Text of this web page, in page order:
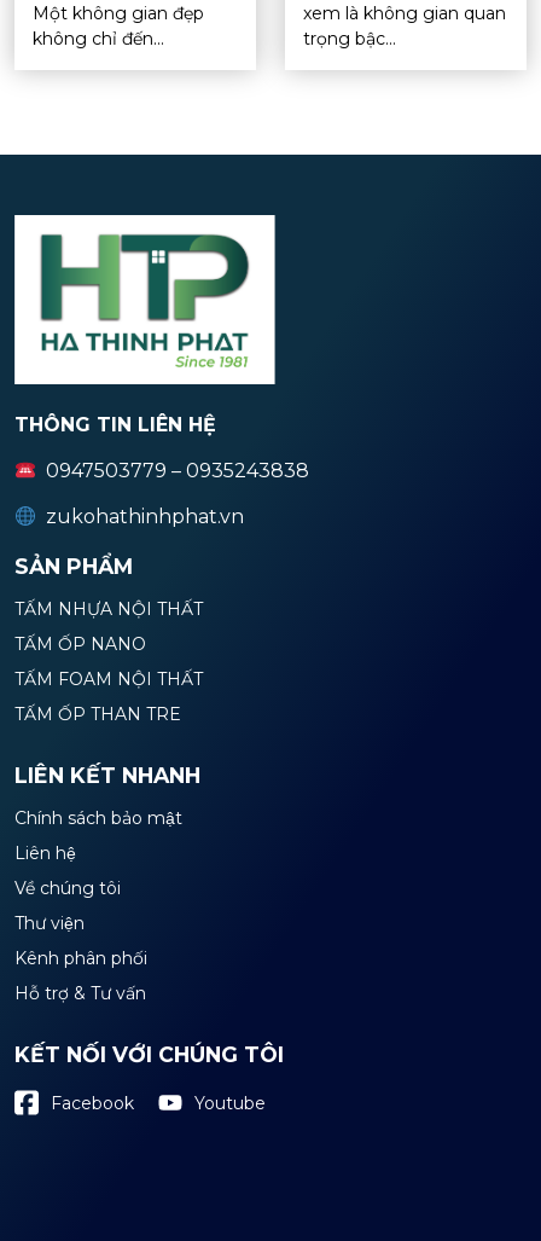
Một không gian đẹp
không chỉ đến...
xem là không gian quan
trọng bậc...
THÔNG TIN LIÊN HỆ
0947503779 – 0935243838
zukohathinhphat.vn
SẢN PHẨM
TẤM NHỰA NỘI THẤT
TẤM ỐP NANO
TẤM FOAM NỘI THẤT
TẤM ỐP THAN TRE
LIÊN KẾT NHANH
Chính sách bảo mật
Liên hệ
Về chúng tôi
Thư viện
Kênh phân phối
Hỗ trợ & Tư vấn
KẾT NỐI VỚI CHÚNG TÔI
Facebook Youtube